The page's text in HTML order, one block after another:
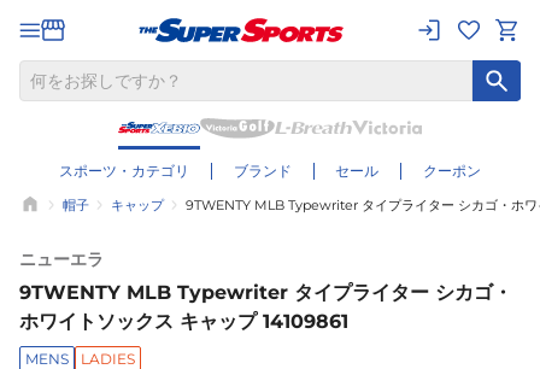
スポーツ・カテゴリ ブランド セール クーポン
帽子 キャップ 9TWENTY MLB Typewriter タイプライター シカゴ・ホワ
ニューエラ
9TWENTY MLB Typewriter タイプライター シカゴ・
ホワイトソックス キャップ 14109861
MENS LADIES